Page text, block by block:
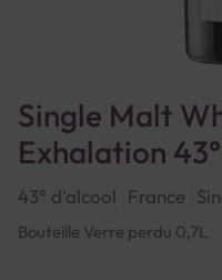
Single Malt
Exhalation 43°
43° d'alcool France
Bouteille Verre perdu 0,7L